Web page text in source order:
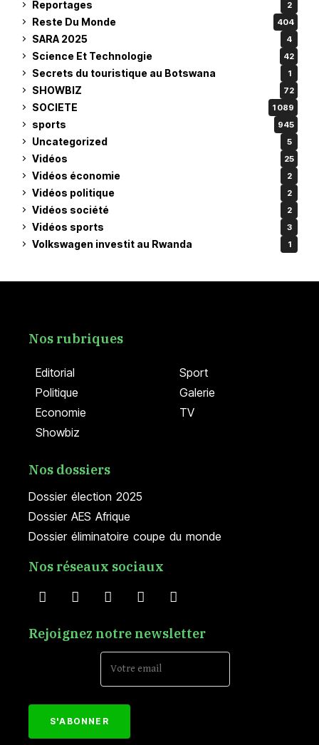
Reportages 2
Reste Du Monde 404
SARA 2025 4
Science Et Technologie 42
Secrets du touristique au Botswana 1
SHOWBIZ 72
SOCIETE 1 089
sports 945
Uncategorized 5
Vidéos 25
Vidéos économie 2
Vidéos politique 2
Vidéos société 2
Vidéos sports 3
Volkswagen investit au Rwanda 1
Editorial
Politique
Economie
Showbiz
Sport
Galerie
TV
Nos rubriques
Dossier élection 2025
Dossier AES Afrique
Dossier éliminatoire coupe du monde
Nos dossiers
Nos réseaux sociaux
Rejoignez notre newsletter